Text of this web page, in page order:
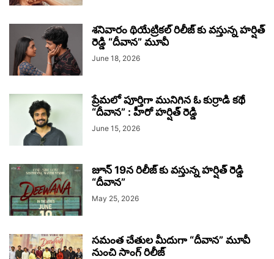
శనివారం థియేట్రికల్ రిలీజ్ కు వస్తున్న హర్షిత్
రెడ్డి “దీవాన” మూవీ
June 18, 2026
ప్రేమలో పూర్తిగా మునిగిన ఓ కుర్రాడి కథే
“దీవాన” : హీరో హర్షిత్ రెడ్డి
June 15, 2026
జూన్ 19న రిలీజ్ కు వస్తున్న హర్షిత్ రెడ్డి
“దీవాన”
May 25, 2026
సమంత చేతుల మీదుగా “దీవాన” మూవీ
నుంచి సాంగ్ రిలీజ్